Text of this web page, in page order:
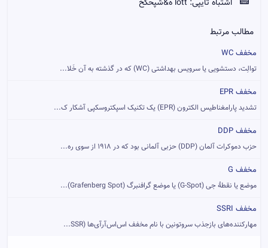
اشتباه تایپی: lott ه&شپحکخ
مطالب مرتبط
مخفف WC
توالِت، دستشویی یا سرویس بهداشتی (WC) که در گذشته به آن خَلا...
مخفف EPR
تشدید پارامغناطیس الکترون (EPR) یک تکنیک اسپکتروسکپی آشکار ک...
مخفف DDP
حزب دموکرات آلمان (DDP) حزبی آلمانی بود که در ۱۹۱۸ از سوی ره...
مخفف G
موضع یا نقطهٔ جی (G-Spot) یا موضع گرافنبرگ (Grafenberg Spot)...
مخفف SSRI
مهارکننده‌های بازجذب سروتونین با نام مخفف اس‌اس‌آرآی‌ها (SSR...